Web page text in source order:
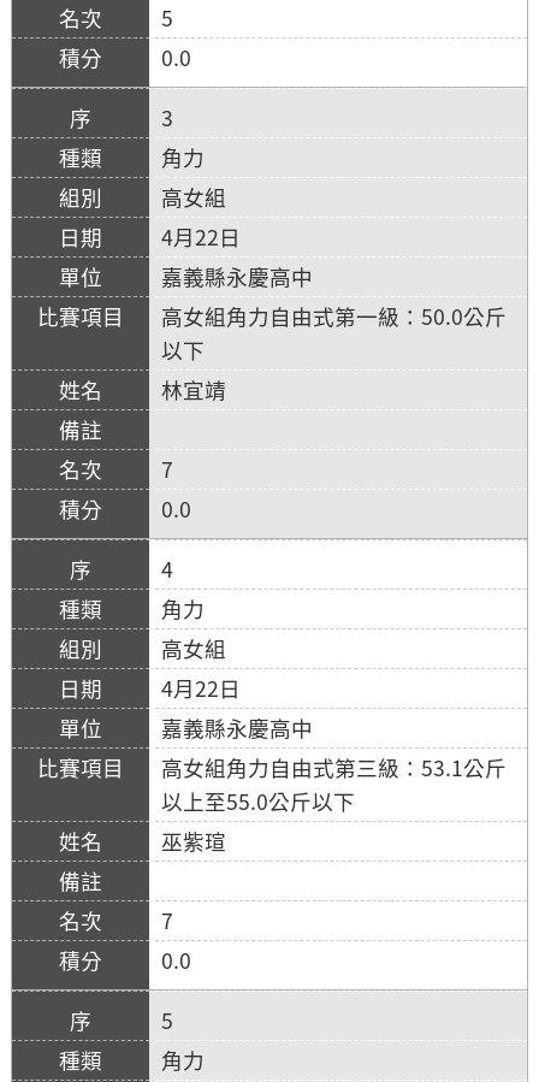
5
0.0
3
角力
高女組
4月22日
嘉義縣永慶高中
高女組角力自由式第一級：50.0公斤
以下
林宜靖
7
0.0
4
角力
高女組
4月22日
嘉義縣永慶高中
高女組角力自由式第三級：53.1公斤
以上至55.0公斤以下
巫紫瑄
7
0.0
5
角力